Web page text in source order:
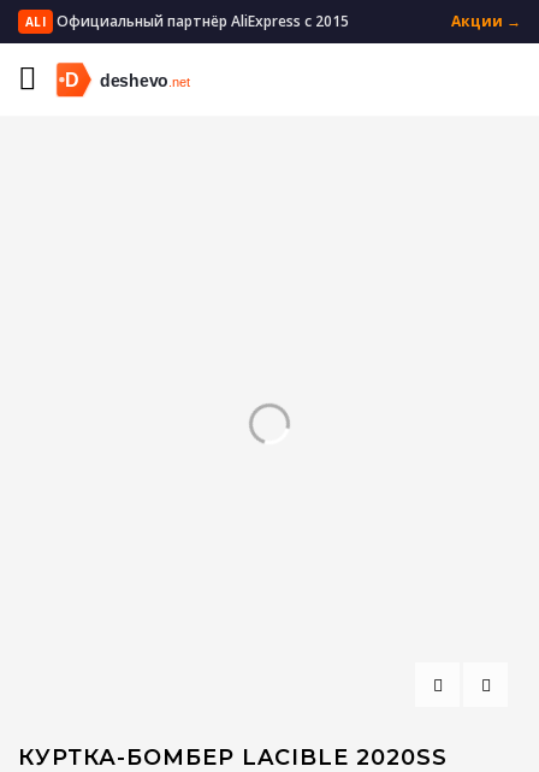
ALI Официальный партнёр AliExpress с 2015 Акции →
Главная Мужская одежда
Мужские куртки
КУРТКА-БОМБЕР LACIBLE 2020SS